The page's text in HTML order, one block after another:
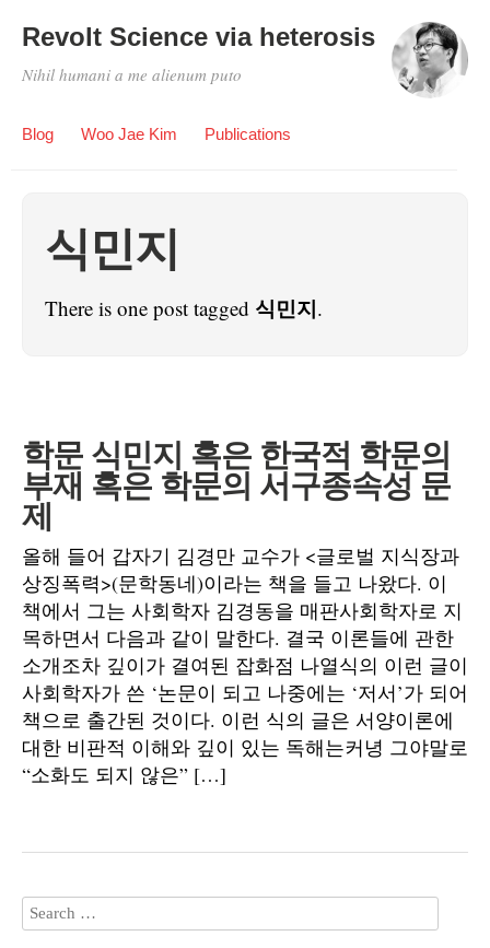
Revolt Science via heterosis
Nihil humani a me alienum puto
Blog Woo Jae Kim Publications
식민지
There is one post tagged 식민지.
학문 식민지 혹은 한국적 학문의
부재 혹은 학문의 서구종속성 문
제
올해 들어 갑자기 김경만 교수가 <글로벌 지식장과
상징폭력>(문학동네)이라는 책을 들고 나왔다. 이
책에서 그는 사회학자 김경동을 매판사회학자로 지
목하면서 다음과 같이 말한다. 결국 이론들에 관한
소개조차 깊이가 결여된 잡화점 나열식의 이런 글이
사회학자가 쓴 ‘논문이 되고 나중에는 ‘저서’가 되어
책으로 출간된 것이다. 이런 식의 글은 서양이론에
대한 비판적 이해와 깊이 있는 독해는커녕 그야말로
“소화도 되지 않은” […]